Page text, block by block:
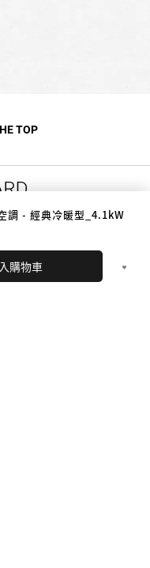
調 - 經典冷暖型_4.1kW
購物車
TOP